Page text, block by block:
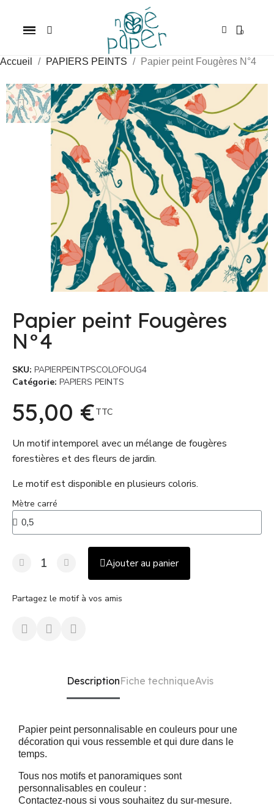
Accueil PAPIERS PEINTS Papier peint Fougères N°4
Papier peint Fougères
N°4
SKU PAPIERPEINTPSCOLOFOUG4
Catégorie PAPIERS PEINTS
55,00 €TTC
Un motif intemporel avec un mélange de fougères
forestières et des fleurs de jardin.
Le motif est disponible en plusieurs coloris.
Mètre carré
Ajouter au panier
Partagez le motif à vos amis
DescriptionFiche techniqueAvis
Papier peint personnalisable en couleurs pour une
décoration qui vous ressemble et qui dure dans le
temps.
Tous nos motifs et panoramiques sont
personnalisables en couleur :
Contactez-nous si vous souhaitez du sur-mesure.